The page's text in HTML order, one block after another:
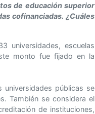
de educación superior
cofinanciadas. ¿Cuáles
universidades, escuelas
monto fue fijado en la
públicas se
También se considera el
de instituciones,